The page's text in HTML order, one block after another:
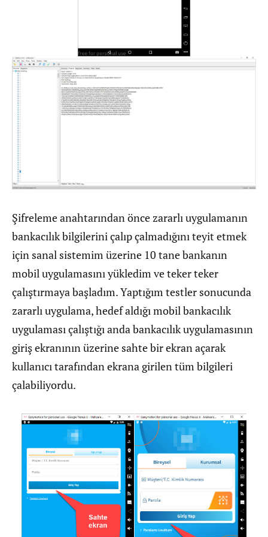
Şifreleme anahtarından önce zararlı uygulamanın
bankacılık bilgilerini çalıp çalmadığını teyit etmek
için sanal sistemim üzerine 10 tane bankanın
mobil uygulamasını yükledim ve teker teker
çalıştırmaya başladım. Yaptığım testler sonucunda
zararlı uygulama, hedef aldığı mobil bankacılık
uygulaması çalıştığı anda bankacılık uygulamasının
giriş ekranının üzerine sahte bir ekran açarak
kullanıcı tarafından ekrana girilen tüm bilgileri
çalabiliyordu.